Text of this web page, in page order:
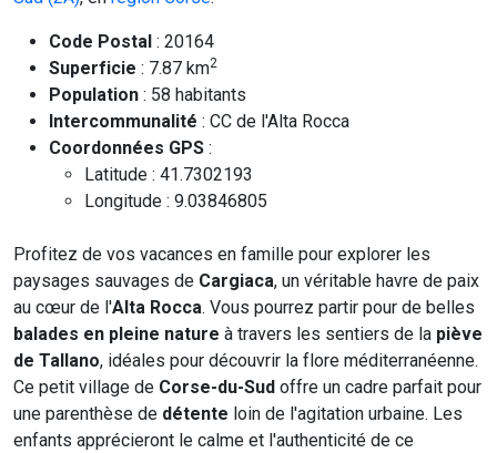
Code Postal : 20164
Superficie : 7.87 km2
Population : 58 habitants
Intercommunalité : CC de l'Alta Rocca
Coordonnées GPS :
Latitude : 41.7302193
Longitude : 9.03846805
Profitez de vos vacances en famille pour explorer les
paysages sauvages de Cargiaca, un véritable havre de paix
au cœur de l'Alta Rocca. Vous pourrez partir pour de belles
balades en pleine nature à travers les sentiers de la piève
de Tallano, idéales pour découvrir la flore méditerranéenne.
Ce petit village de Corse-du-Sud offre un cadre parfait pour
une parenthèse de détente loin de l'agitation urbaine. Les
enfants apprécieront le calme et l'authenticité de ce